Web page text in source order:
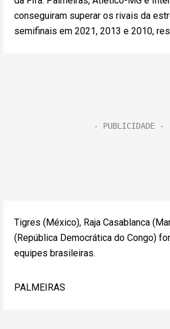
conseguiram superar os rivais da
semifinais em 2021, 2013 e 2010,
Tigres (México), Raja Casablanca
(República Democrática do Congo)
equipes brasileiras.
PALMEIRAS